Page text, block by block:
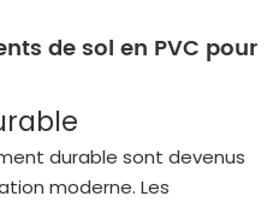
de sol en PVC pour
durable sont devenus
moderne. Les